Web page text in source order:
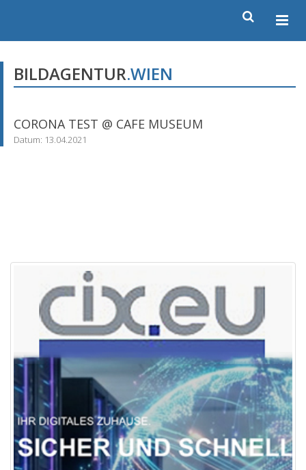
BILDAGENTUR.WIEN
CORONA TEST @ CAFE MUSEUM
Datum: 13.04.2021